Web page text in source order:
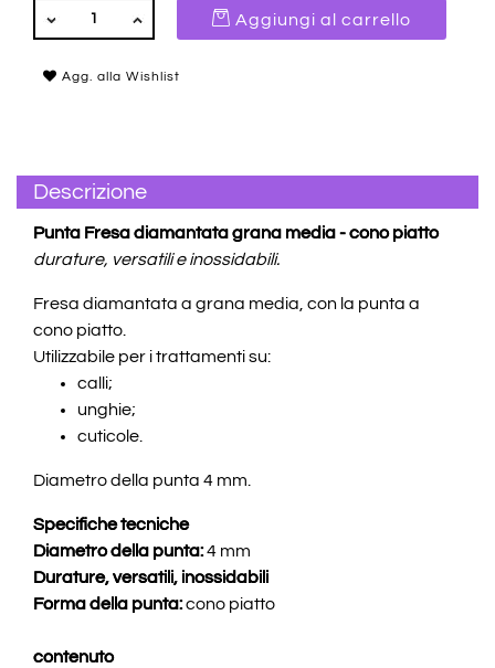
QUANTITÀ
Aggiungi al carrello
Agg. alla Wishlist
Descrizione
Punta Fresa diamantata grana media - cono piatto
durature, versatili e inossidabili.
Fresa diamantata a grana media, con la punta a
cono piatto.
Utilizzabile per i trattamenti su:
calli;
unghie;
cuticole.
Diametro della punta 4 mm.
Specifiche tecniche
Diametro della punta:4 mm
Durature, versatili, inossidabili
Forma della punta:cono piatto
contenuto